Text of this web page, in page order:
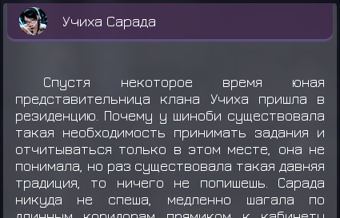
Учиха Сарада
Спустя некоторое время юная
представительница клана Учиха пришла в
резиденцию. Почему у шиноби существовала
такая необходимость принимать задания и
отчитываться только в этом месте, она не
понимала, но раз существовала такая давняя
традиция, то ничего не попишешь. Сарада
никуда не спеша, медленно шагала по